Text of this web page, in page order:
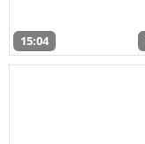
15:04